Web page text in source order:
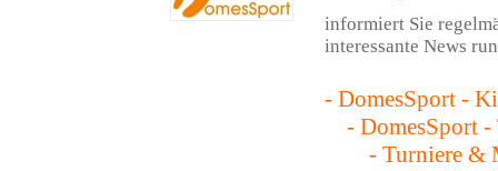
informiert Sie
interessante News
- DomesSport -
- DomesSport -
- Turniere &